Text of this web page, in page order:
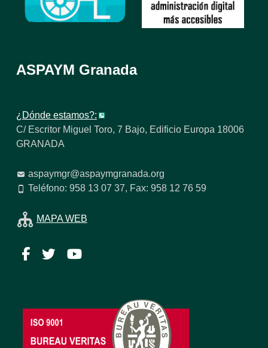
ASPAYM Granada
¿Dónde estamos?:
C/ Escritor Miguel Toro, 7 Bajo, Edificio Europa 18006
GRANADA
aspaymgr@aspaymgranada.org
Teléfono: 958 13 07 37, Fax: 958 12 76 59
MAPA WEB
Facebook
TwitterYouTube